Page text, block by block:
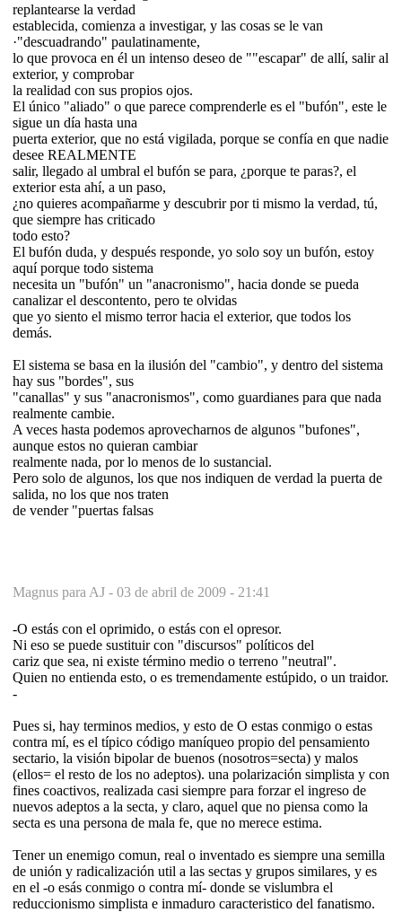
replantearse la verdad
establecida, comienza a investigar, y las cosas se le van
·"descuadrando" paulatinamente,
lo que provoca en él un intenso deseo de ""escapar" de allí, salir al
exterior, y comprobar
la realidad con sus propios ojos.
El único "aliado" o que parece comprenderle es el "bufón", este le
sigue un día hasta una
puerta exterior, que no está vigilada, porque se confía en que nadie
desee REALMENTE
salir, llegado al umbral el bufón se para, ¿porque te paras?, el
exterior esta ahí, a un paso,
¿no quieres acompañarme y descubrir por ti mismo la verdad, tú,
que siempre has criticado
todo esto?
El bufón duda, y después responde, yo solo soy un bufón, estoy
aquí porque todo sistema
necesita un "bufón" un "anacronismo", hacia donde se pueda
canalizar el descontento, pero te olvidas
que yo siento el mismo terror hacia el exterior, que todos los
demás.
El sistema se basa en la ilusión del "cambio", y dentro del sistema
hay sus "bordes", sus
"canallas" y sus "anacronismos", como guardianes para que nada
realmente cambie.
A veces hasta podemos aprovecharnos de algunos "bufones",
aunque estos no quieran cambiar
realmente nada, por lo menos de lo sustancial.
Pero solo de algunos, los que nos indiquen de verdad la puerta de
salida, no los que nos traten
de vender "puertas falsas
Magnus para AJ - 03 de abril de 2009 - 21:41
-O estás con el oprimido, o estás con el opresor.
Ni eso se puede sustituir con "discursos" políticos del
cariz que sea, ni existe término medio o terreno "neutral".
Quien no entienda esto, o es tremendamente estúpido, o un traidor.
-
Pues si, hay terminos medios, y esto de O estas conmigo o estas
contra mí, es el típico código maníqueo propio del pensamiento
sectario, la visión bipolar de buenos (nosotros=secta) y malos
(ellos= el resto de los no adeptos). una polarización simplista y con
fines coactivos, realizada casi siempre para forzar el ingreso de
nuevos adeptos a la secta, y claro, aquel que no piensa como la
secta es una persona de mala fe, que no merece estima.
Tener un enemigo comun, real o inventado es siempre una semilla
de unión y radicalización util a las sectas y grupos similares, y es
en el -o esás conmigo o contra mí- donde se vislumbra el
reduccionismo simplista e inmaduro caracteristico del fanatismo.